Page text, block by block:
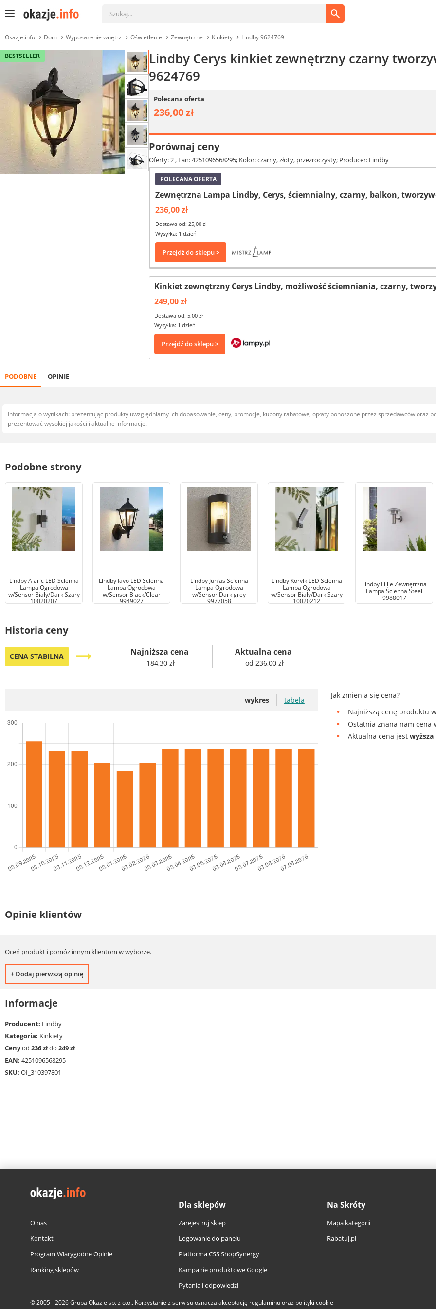
Okazje.info Dom Wyposażenie wnętrz Oświetlenie Zewnętrzne Kinkiety Lindby 9624769
BESTSELLER
Lindby Cerys kinkiet zewnętrzny czarny
9624769
Polecana oferta
236,00 zł
Porównaj ceny
Oferty: 2, Ean: 4251096568295; Kolor: czarny, złoty, przezroczysty; Producer: Lindby
POLECANA OFERTA
Zewnętrzna Lampa Lindby, Cerys, ściemnialny, czarny, balkon,
236,00 zł
Dostawa od: 25,00 zł
Wysyłka: 1 dzień
Przejdź do sklepu >
Kinkiet zewnętrzny Cerys Lindby, możliwość ściemniania, czarny,
249,00 zł
Dostawa od: 5,00 zł
Wysyłka: 1 dzień
Przejdź do sklepu >
PODOBNE OPINIE
Informacja o wynikach: prezentując produkty uwzględniamy ich dopasowanie, ceny, promocje, kupony rabatowe, opłaty ponoszone przez sprzedawców oraz
prezentować wysokiej jakości i aktualne informacje.
Podobne strony
Lindby Alaric LED Ścienna
Lampa Ogrodowa
w/Sensor Biały/Dark Szary
10020207
Lindby Iavo LED Ścienna
Lampa Ogrodowa
w/Sensor Black/Clear
9949027
Lindby Junias Ścienna
Lampa Ogrodowa
w/Sensor Dark grey
9977058
Lindby Korvik LED Ścienna
Lampa Ogrodowa
w/Sensor Biały/Dark Szary
10020212
Lindby Lillie Zewnętrzna
Lampa Ścienna Steel
9988017
Historia ceny
CENA STABILNA trending_flat Najniższa cena
184,30 zł
Aktualna cena
od 236,00 zł
wykres tabela
Jak zmienia się cena?
Najniższą cenę produktu
Ostatnia znana nam cena
Aktualna cena jestwyższa
Opinie klientów
Oceń produkt i pomóż innym klientom w wyborze.
+ Dodaj pierwszą opinię
Informacje
Producent: Lindby
Kategoria: Kinkiety
Cenyod 236 złdo 249 zł
EAN: 4251096568295
SKU: OI_310397801
O nas
Kontakt
Program Wiarygodne Opinie
Ranking sklepów
Dla sklepów
Zarejestruj sklep
Logowanie do panelu
Platforma CSS ShopSynergy
Kampanie produktowe Google
Pytania i odpowiedzi
Na Skróty
Mapa kategorii
Rabatuj.pl
© 2005 - 2026Grupa Okazje sp. z o.o.. Korzystanie z serwisu oznacza akceptację regulaminuoraz polityki cookie